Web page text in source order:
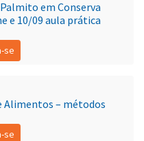
em Conserva
e 10/09 aula prática
se
Alimentos – métodos
se